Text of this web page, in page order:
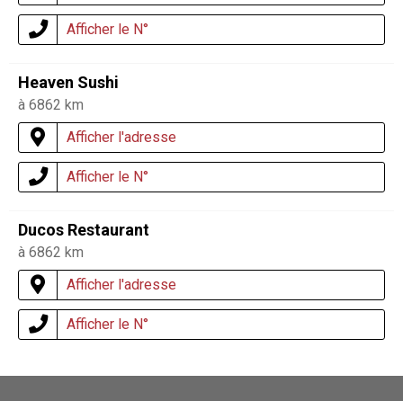
Afficher le N°
Heaven Sushi
à 6862 km
Afficher l'adresse
Afficher le N°
Ducos Restaurant
à 6862 km
Afficher l'adresse
Afficher le N°